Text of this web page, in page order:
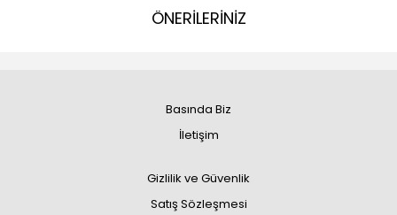
ÖNERİLERİNİZ
Basında Biz
İletişim
Gizlilik ve Güvenlik
Satış Sözleşmesi